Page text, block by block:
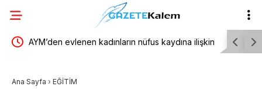
ilişkin AYM’den evlenen kadınların nüfus kaydına ilişkin TBMM
Ana Sayfa › EĞİTİM